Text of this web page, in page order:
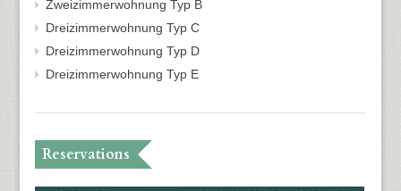
Zweizimmerwohnung Typ B
Dreizimmerwohnung Typ C
Dreizimmerwohnung Typ D
Dreizimmerwohnung Typ E
Reservations